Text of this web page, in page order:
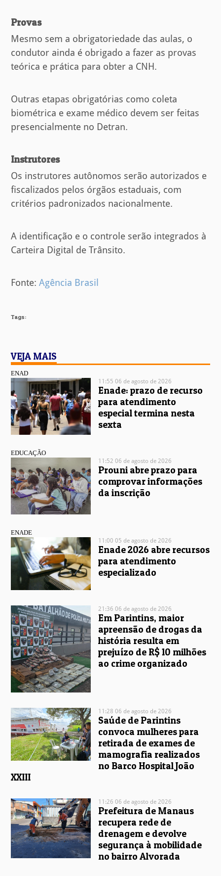
Provas
Mesmo sem a obrigatoriedade das aulas, o
condutor ainda é obrigado a fazer as provas
teórica e prática para obter a CNH.
Outras etapas obrigatórias como coleta
biométrica e exame médico devem ser feitas
presencialmente no Detran.
Instrutores
Os instrutores autônomos serão autorizados e
fiscalizados pelos órgãos estaduais, com
critérios padronizados nacionalmente.
A identificação e o controle serão integrados à
Carteira Digital de Trânsito.
Fonte:Agência Brasil
Tags:
VEJA MAIS
ENAD
11:55 06 de agosto de 2026
Enade: prazo de recurso
para atendimento
especial termina nesta
sexta
EDUCAÇÃO
11:52 06 de agosto de 2026
Prouni abre prazo para
comprovar informações
da inscrição
ENADE
11:00 05 de agosto de 2026
Enade 2026 abre recursos
para atendimento
especializado
21:36 06 de agosto de 2026
Em Parintins, maior
apreensão de drogas da
história resulta em
prejuízo de R$ 10 milhões
ao crime organizado
11:28 06 de agosto de 2026
Saúde de Parintins
convoca mulheres para
retirada de exames de
mamografia realizados
no Barco Hospital João
XXIII
11:26 06 de agosto de 2026
Prefeitura de Manaus
recupera rede de
drenagem e devolve
segurança à mobilidade
no bairro Alvorada